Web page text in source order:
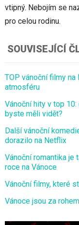
vtipný. Nebojím se
pro celou rodinu.
SOUVISEJÍCÍ
TOP vánoční filmy
atmosféru
Vánoční hity v top
byste měli vidět?
Další vánoční
dorazilo na Netflix
Vánoční romantika je
roce na Vánoce
Vánoční filmy, které
Vánoce jsou za